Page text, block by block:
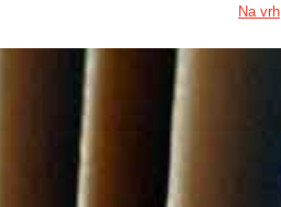
Na vrh